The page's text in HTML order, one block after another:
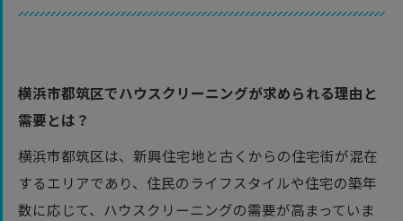
お客様の声
関連エリア
横浜市都筑区でハウスクリーニングが求められる理由と
需要とは？
横浜市都筑区は、新興住宅地と古くからの住宅街が混在
するエリアであり、住民のライフスタイルや住宅の築年
数に応じて、ハウスクリーニングの需要が高まっていま